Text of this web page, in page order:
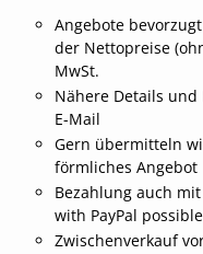
Angebote
der Nettopreise
MwSt.
Nähere Details
E-Mail
Gern übermitteln
förmliches Angebot
Bezahlung auch
with PayPal
Zwischenverkauf